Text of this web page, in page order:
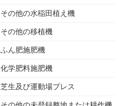
その他の水稲田植え機
その他の移植機
ふん肥施肥機
化学肥料施肥機
芝生及び運動場プレス